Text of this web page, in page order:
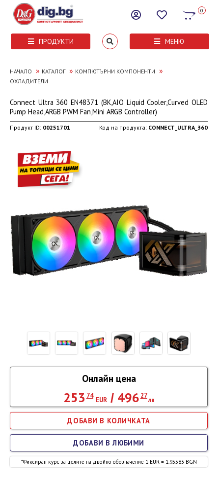
0
ПРОДУКТИ МЕНЮ
НАЧАЛО » КАТАЛОГ » КОМПЮТЪРНИ КОМПОНЕНТИ »
ОХЛАДИТЕЛИ
Connect Ultra 360 EN48371 (BK,AIO Liquid Cooler,Curved OLED
Pump Head,ARGB PWM Fan,Mini ARGB Controller)
Продукт ID: 00251701 Код на продукта: CONNECT_ULTRA_360
Онлайн цена
253 74
EUR/ 496 27
лв
*Фиксиран курс за целите на двойно обозначение 1 EUR = 1.95583 BGN
ДОБАВИ В ЛЮБИМИ